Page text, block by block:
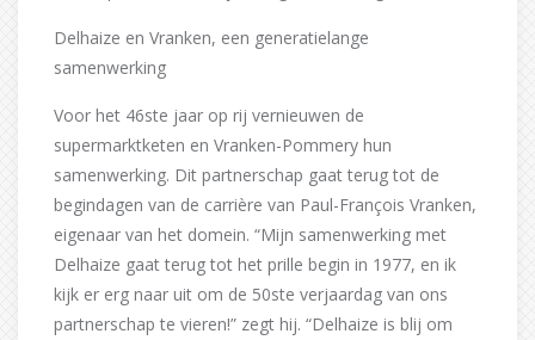
Delhaize en Vranken, een generatielange
samenwerking
Voor het 46ste jaar op rij vernieuwen de
supermarktketen en Vranken-Pommery hun
samenwerking. Dit partnerschap gaat terug tot de
begindagen van de carrière van Paul-François Vranken,
eigenaar van het domein. “Mijn samenwerking met
Delhaize gaat terug tot het prille begin in 1977, en ik
kijk er erg naar uit om de 50ste verjaardag van ons
partnerschap te vieren!” zegt hij. “Delhaize is blij om